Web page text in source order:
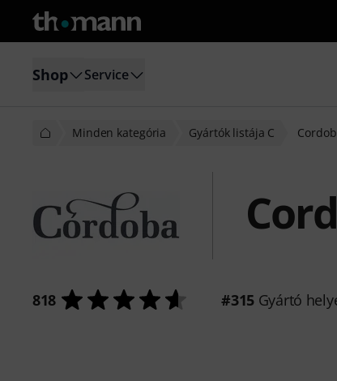
Shop Service
Minden kategória Gyártók listája C
818 #315Gyártó